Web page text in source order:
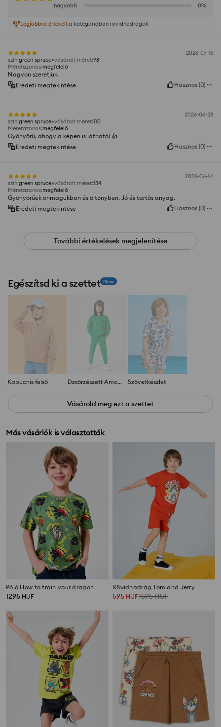
nagyobb
0%
Legjobbra értékelta kategóriában rövidnadrágok
2026-07-15
szín:green spruce vásárolt méret:98
Méretazonos:megfelelő
Nagyon szeretjük.
Eredeti megtekintése
Hasznos (0)
2026-06-28
szín:green spruce vásárolt méret:110
Méretazonos:megfelelő
Gyönyörű, ahogy a képen is látható! 👍️
Eredeti megtekintése
Hasznos (0)
2026-06-14
szín:green spruce vásárolt méret:134
Méretazonos:megfelelő
Gyönyörűek önmagukban és öltönyben. Jó és tartós anyag.
Eredeti megtekintése
Hasznos (0)
További értékelések megjelenítése
Egészítsd ki a szettet New
Kapucnis felső Dzsörzészett Among Us Szövetkészlet
Vásárold meg ezt a szettet
Más vásárlók is választották
Póló How to train your dragon
1295 HUF
Rövidnadrág Tom and Jerry
595 HUF1595HUF